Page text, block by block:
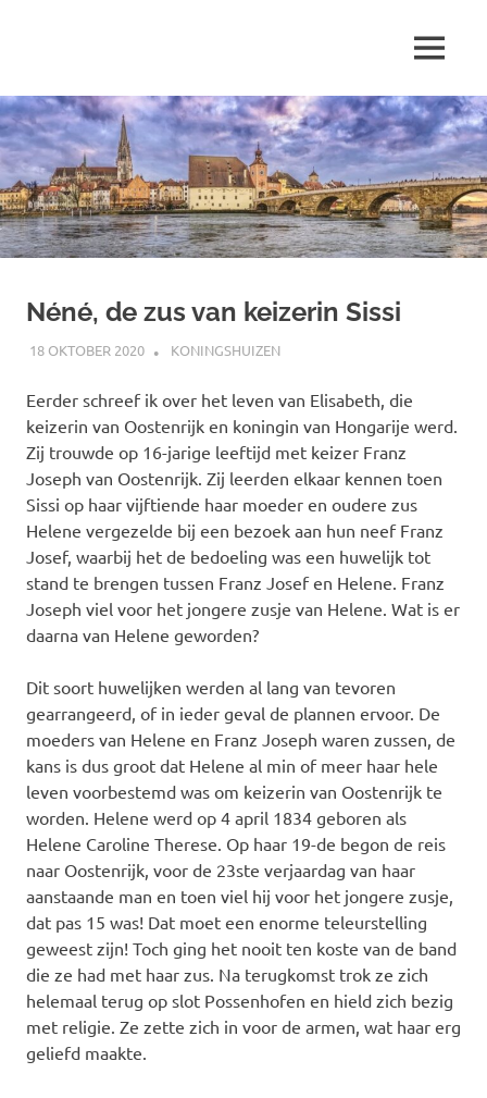
inhoud
schrijft
over
…
MENU
Néné, de zus van keizerin Sissi
18 OKTOBER 2020 MARJOLEIN
KONINGSHUIZEN
Eerder schreef ik over het leven van Elisabeth, die
keizerin van Oostenrijk en koningin van Hongarije werd.
Zij trouwde op 16-jarige leeftijd met keizer Franz
Joseph van Oostenrijk. Zij leerden elkaar kennen toen
Sissi op haar vijftiende haar moeder en oudere zus
Helene vergezelde bij een bezoek aan hun neef Franz
Josef, waarbij het de bedoeling was een huwelijk tot
stand te brengen tussen Franz Josef en Helene. Franz
Joseph viel voor het jongere zusje van Helene. Wat is er
daarna van Helene geworden?
Dit soort huwelijken werden al lang van tevoren
gearrangeerd, of in ieder geval de plannen ervoor. De
moeders van Helene en Franz Joseph waren zussen, de
kans is dus groot dat Helene al min of meer haar hele
leven voorbestemd was om keizerin van Oostenrijk te
worden. Helene werd op 4 april 1834 geboren als
Helene Caroline Therese. Op haar 19-de begon de reis
naar Oostenrijk, voor de 23ste verjaardag van haar
aanstaande man en toen viel hij voor het jongere zusje,
dat pas 15 was! Dat moet een enorme teleurstelling
geweest zijn! Toch ging het nooit ten koste van de band
die ze had met haar zus. Na terugkomst trok ze zich
helemaal terug op slot Possenhofen en hield zich bezig
met religie. Ze zette zich in voor de armen, wat haar erg
geliefd maakte.